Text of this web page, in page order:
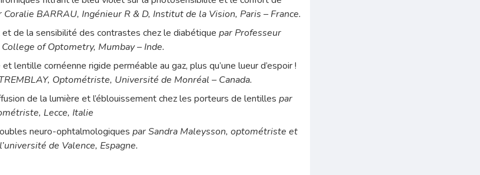
Coralie BARRAU, Ingénieur R & D, Institut de la Vision, Paris – France.
et de la sensibilité des contrastes chez le diabétiquepar Professeur
of Optometry, Mumbay – Inde.
lentille cornéenne rigide perméable au gaz, plus qu’une lueur d’espoir !
Optométriste, Université de Monréal – Canada.
de la lumière et l’éblouissement chez les porteurs de lentillespar
Lecce, Italie
neuro-ophtalmologiquespar Sandra Maleysson, optométriste et
de Valence, Espagne.